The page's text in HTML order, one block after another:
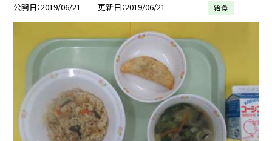
公開日 2019/06/21 更新日 2019/06/21 給食